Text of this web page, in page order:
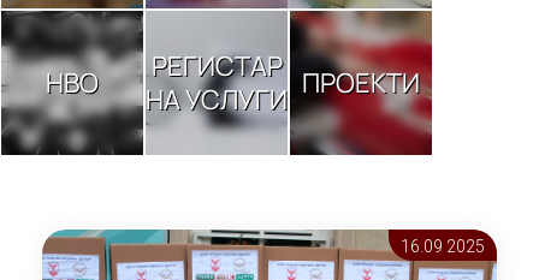
НВО
РЕГИСТАР
НА УСЛУГИ ПРОЕКТИ
16.09 2025